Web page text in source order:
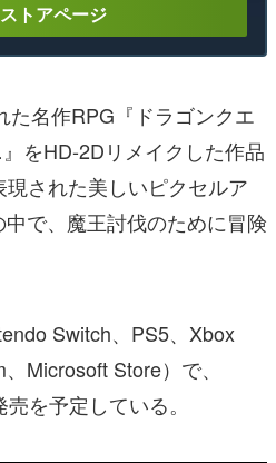
トアページ
た名作RPG『ドラゴンクエ
をHD-2Dリメイクした作品
された美しいピクセルア
で、魔王討伐のために冒険
Switch、PS5、Xbox
Microsoft Store）で、
を予定している。